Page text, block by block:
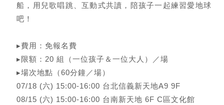
船，用兒歌唱跳、互動式共讀，陪孩子一起練習愛地球
吧！
▸費用：免報名費
▸限額：20 組（一位孩子＆一位大人）／場
▸場次地點（60分鐘／場）
07/18 (六) 15:00-16:00 台北信義新天地A9 9F
08/15 (六) 15:00-16:00 台南新天地 6F C區文化館